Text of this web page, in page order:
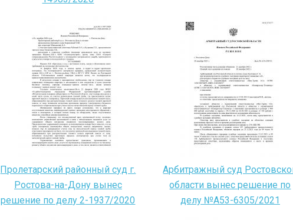
Пролетарский районный суд г.
Ростова-на-Дону вынес
решение по делу 2-1937/2020
Арбитражный суд
области вынес решение по
делу №А53-6305/2021